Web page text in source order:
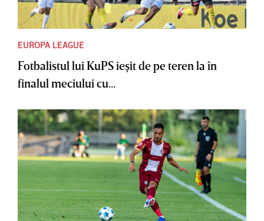
EUROPA LEAGUE
Fotbalistul lui KuPS ieşit de pe teren la în
finalul meciului cu...